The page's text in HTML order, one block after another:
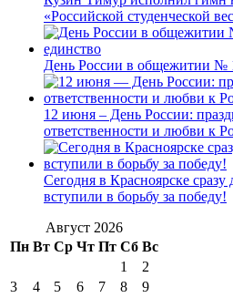
«Российской студенческой
День России в общежитии №
12 июня – День России:
ответственности и любви к
Сегодня в Красноярске сразу
вступили в борьбу за победу!
Август 2026
Пн Вт Ср Чт Пт Сб Вс
1
2
3
4 5 6 7 8
9